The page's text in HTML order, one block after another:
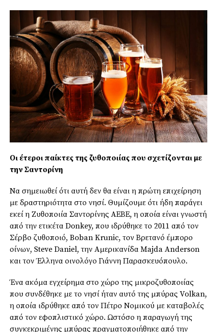
Οι έτεροι παίκτες της ζυθοποιίας που σχετίζονται με
την Σαντορίνη
Να σημειωθεί ότι αυτή δεν θα είναι η πρώτη επιχείρηση
με δραστηριότητα στο νησί. Θυμίζουμε ότι ήδη παράγει
εκεί η Ζυθοποιία Σαντορίνης ΑΕΒΕ, η οποία είναι γνωστή
από την ετικέτα Donkey, που ιδρύθηκε το 2011 από τον
Σέρβο ζυθοποιό, Boban Krunic, τον Βρετανό έμπορο
οίνων, Steve Daniel, την Αμερικανίδα Majda Anderson
και τον Έλληνα οινολόγο Γιάννη Παρασκευόπουλο.
Ένα ακόμα εγχείρημα στο χώρο της μικροζυθοποιίας
που συνδέθηκε με το νησί ήταν αυτό της μπύρας Volkan,
η οποία ιδρύθηκε από τον Πέτρο Νομικού με καταβολές
από τον εφοπλιστικό χώρο. Ωστόσο η παραγωγή της
συγκεκριμένης μπύρας πραγματοποιήθηκε από την